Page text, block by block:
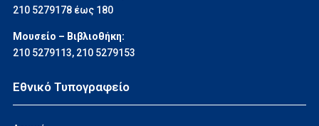
210 5279178 έως 180
Μουσείο – Βιβλιοθήκη:
210 5279113, 210 5279153
Εθνικό Τυπογραφείο